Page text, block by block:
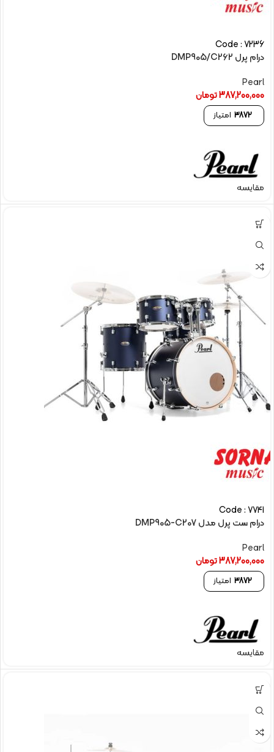
Code : 7236
درام پرل DMP905/C262
Pearl
387,200,000تومان
3872 امتیاز
مقایسه
Code : 7741
درام ست پرل مدل DMP905-C207
Pearl
387,200,000تومان
3872 امتیاز
مقایسه